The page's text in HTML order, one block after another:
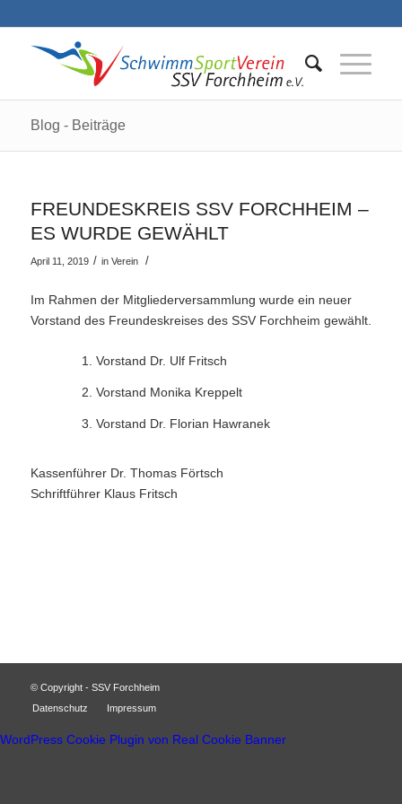
Blog - Beiträge
FREUNDESKREIS SSV FORCHHEIM –
ES WURDE GEWÄHLT
April 11, 2019 / in Verein /
Im Rahmen der Mitgliederversammlung wurde ein neuer
Vorstand des Freundeskreises des SSV Forchheim gewählt.
Vorstand Dr. Ulf Fritsch
Vorstand Monika Kreppelt
Vorstand Dr. Florian Hawranek
Kassenführer Dr. Thomas Förtsch
Schriftführer Klaus Fritsch
© Copyright - SSV Forchheim
Datenschutz
Impressum
WordPress Cookie Plugin von Real Cookie Banner